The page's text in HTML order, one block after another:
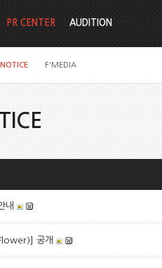
PR CENTER
NOTICE F'MEDIA
AUDITION
내
공개